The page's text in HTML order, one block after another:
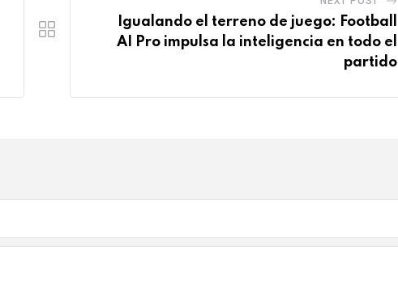
Igualando el terreno de juego: Football
AI Pro impulsa la inteligencia en todo el
partido